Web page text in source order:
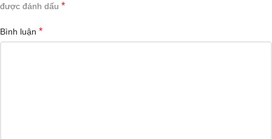
được đánh dấu *
Bình luận *